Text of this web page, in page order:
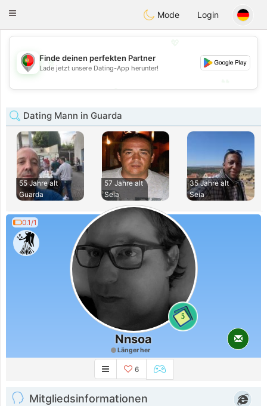
Portugues
Toggle
Mode Login
💖
💕
Finde deinen perfekten Partner
Lade jetzt unsere Dating-App herunter!
Dating Mann in Guarda
55 Jahre alt
Guarda
57 Jahre alt
Seia
35 Jahre alt
Seia
0.1/1
5
Nnsoa
Länger her
6
Mitgliedsinformationen